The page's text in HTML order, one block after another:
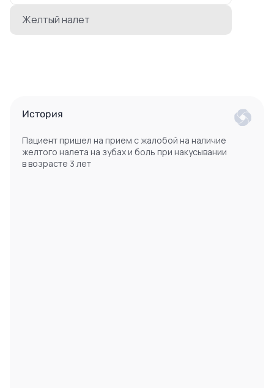
Желтый налет
История
Пациент пришел на прием с жалобой на наличие
желтого налета на зубах и боль при накусывании
в возрасте 3 лет